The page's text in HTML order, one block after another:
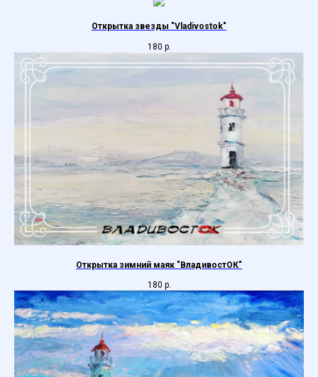
Открытка звезды "Vladivostok"
180 р.
Открытка зимний маяк "ВладивостОК"
180 р.